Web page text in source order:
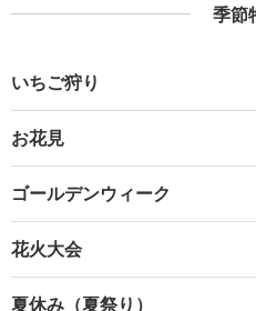
季節
いちご狩り
お花見
ゴールデンウィーク
花火大会
夏休み（夏祭り）